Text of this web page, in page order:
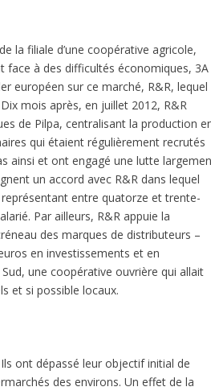
la filiale d’une coopérative agricole,
face à des difficultés économiques, 3A
européen sur ce marché, R&R, lequel
mois après, en juillet 2012, R&R
de Pilpa, centralisant la production
qui étaient régulièrement recrutés
ainsi et ont engagé une lutte
un accord avec R&R dans lequel
entre quatorze et trente-
Par ailleurs, R&R appuie la
des marques de distributeurs –
en investissements et en
une coopérative ouvrière qui allait
et si possible locaux.
ont dépassé leur objectif initial de
des environs. Un effet de la